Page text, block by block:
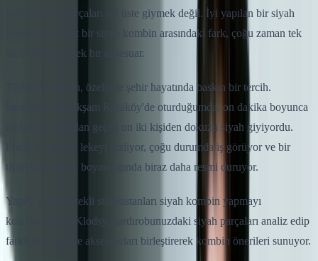
sadece siyah parçaları üst üste giymek değil. İyi yapılan bir siyah
kombin ile vasat bir siyah kombin arasındaki fark, çoğu zaman tek
bir doku ya da tek bir aksesuar.
Türkiye'de siyah, özellikle şehir hayatında baskın bir tercih.
İstanbul'da bir akşam Karaköy'de oturduğumda, on dakika boyunca
masamın yanından geçen on iki kişiden dokuzu siyah giyiyordu.
Pratik bir tercih: lekeyi gizliyor, çoğu durumda iş görüyor ve bir
tişört bile siyaha boyandığında biraz daha resmi duruyor.
Yapay zekâ destekli stil asistanları siyah kombin yapmayı
kolaylaştırıyor. Klodsy, gardırobunuzdaki siyah parçaları analiz edip
farklı dokuları ve aksesuarları birleştirerek kombin önerileri sunuyor.